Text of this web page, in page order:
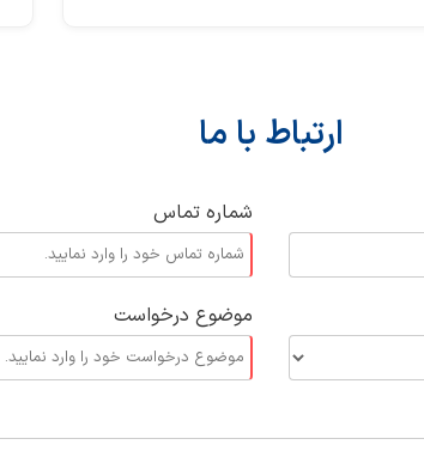
ارتباط با ما
شماره تماس
موضوع درخواست